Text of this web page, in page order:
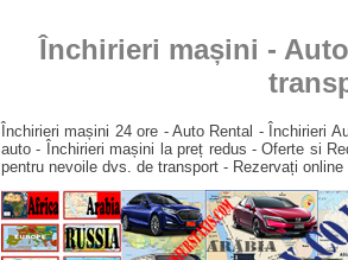
Închirieri mașini -
Închirieri mașini 24 ore - Auto Rental - Închirieri
auto - Închirieri mașini la preț redus - Oferte si
pentru nevoile dvs. de transport - Rezervați online